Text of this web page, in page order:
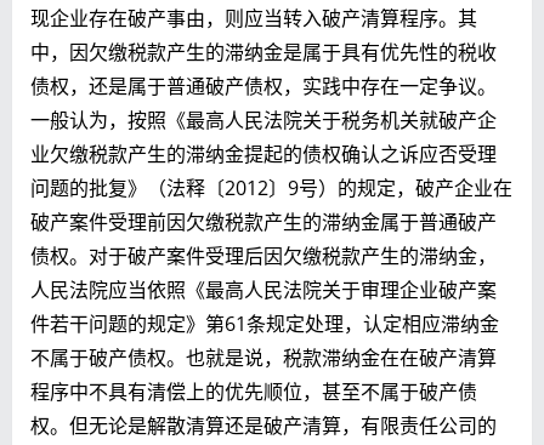
现企业存在破产事由，则应当转入破产清算程序。其
中，因欠缴税款产生的滞纳金是属于具有优先性的税收
债权，还是属于普通破产债权，实践中存在一定争议。
一般认为，按照《最高人民法院关于税务机关就破产企
业欠缴税款产生的滞纳金提起的债权确认之诉应否受理
问题的批复》（法释〔2012〕9号）的规定，破产企业在
破产案件受理前因欠缴税款产生的滞纳金属于普通破产
债权。对于破产案件受理后因欠缴税款产生的滞纳金，
人民法院应当依照《最高人民法院关于审理企业破产案
件若干问题的规定》第61条规定处理，认定相应滞纳金
不属于破产债权。也就是说，税款滞纳金在在破产清算
程序中不具有清偿上的优先顺位，甚至不属于破产债
权。但无论是解散清算还是破产清算，有限责任公司的